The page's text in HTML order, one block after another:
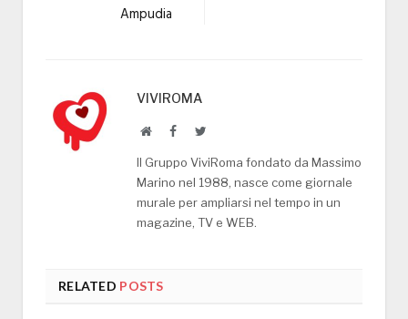
Ampudia
VIVIROMA
WebsiteFacebookTwitter
Il Gruppo ViviRoma fondato da Massimo
Marino nel 1988, nasce come giornale
murale per ampliarsi nel tempo in un
magazine, TV e WEB.
RELATED POSTS